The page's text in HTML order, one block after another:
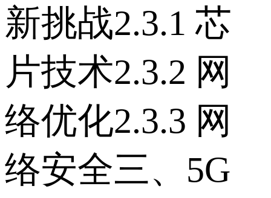
新挑战 2.3.1 芯
片技术 2.3.2 网
络优化 2.3.3 网
络安全 三、5G